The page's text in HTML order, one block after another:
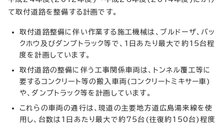
て取付道路を整備する計画です。
取付道路整備に伴い作業する施工機械は、ブルドーザ、バッ
クホウ及びダンプトラック等で、1日あたり最大で約15台程
度を計画しています。
取付道路の整備に伴う工事関係車両は、トンネル覆工等に
要するコンクリート等の搬入車両(コンクリートミキサー車)
や、ダンプトラック等を計画しています。
これらの車両の通行は、現道の主要地方道広島湯来線を使
用し、台数は1日あたり最大で約75台(往復約150台)程度